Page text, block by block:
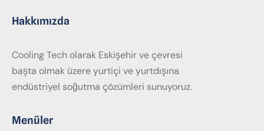
Hakkımızda
Cooling Tech olarak Eskişehir ve çevresi
başta olmak üzere yurtiçi ve yurtdışına
endüstriyel soğutma çözümleri sunuyoruz.
Menüler